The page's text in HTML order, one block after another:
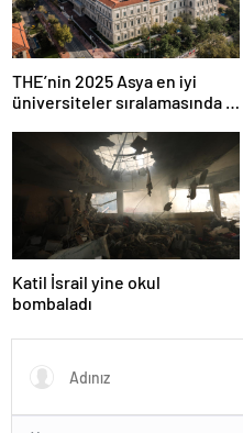
THE’nin 2025 Asya en iyi
üniversiteler sıralamasında 4
Katil İsrail yine okul
bombaladı